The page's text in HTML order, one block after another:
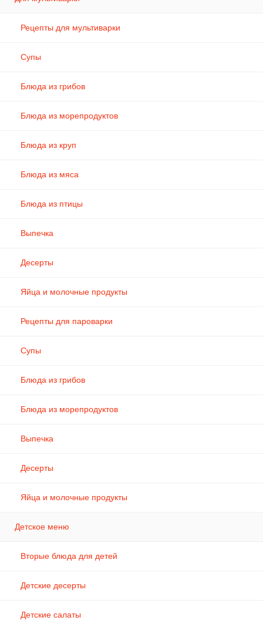
Рецепты для мультиварки
Супы
Блюда из грибов
Блюда из морепродуктов
Блюда из круп
Блюда из мяса
Блюда из птицы
Выпечка
Десерты
Яйца и молочные продукты
Рецепты для пароварки
Супы
Блюда из грибов
Блюда из морепродуктов
Выпечка
Десерты
Яйца и молочные продукты
Детское меню
Вторые блюда для детей
Детские десерты
Детские салаты